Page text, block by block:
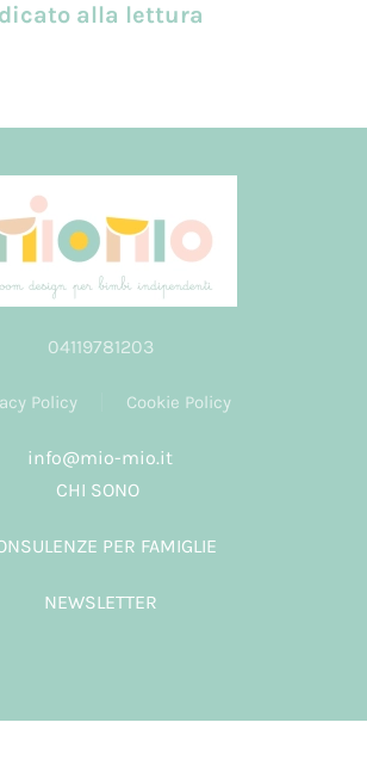
alla lettura
04119781203
Policy Cookie Policy
info@mio-mio.it
CHI SONO
PER FAMIGLIE
NEWSLETTER